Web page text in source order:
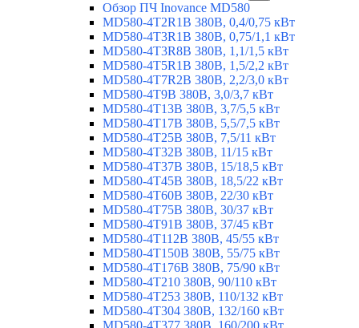
Обзор ПЧ Inovance MD580
MD580-4T2R1B 380В, 0,4/0,75 кВт
MD580-4T3R1B 380В, 0,75/1,1 кВт
MD580-4T3R8B 380В, 1,1/1,5 кВт
MD580-4T5R1B 380В, 1,5/2,2 кВт
MD580-4T7R2B 380В, 2,2/3,0 кВт
MD580-4T9B 380В, 3,0/3,7 кВт
MD580-4T13B 380В, 3,7/5,5 кВт
MD580-4T17B 380В, 5,5/7,5 кВт
MD580-4T25B 380В, 7,5/11 кВт
MD580-4T32B 380В, 11/15 кВт
MD580-4T37B 380В, 15/18,5 кВт
MD580-4T45B 380В, 18,5/22 кВт
MD580-4T60B 380В, 22/30 кВт
MD580-4T75B 380В, 30/37 кВт
MD580-4T91B 380В, 37/45 кВт
MD580-4T112B 380В, 45/55 кВт
MD580-4T150B 380В, 55/75 кВт
MD580-4T176B 380В, 75/90 кВт
MD580-4T210 380В, 90/110 кВт
MD580-4T253 380В, 110/132 кВт
MD580-4T304 380В, 132/160 кВт